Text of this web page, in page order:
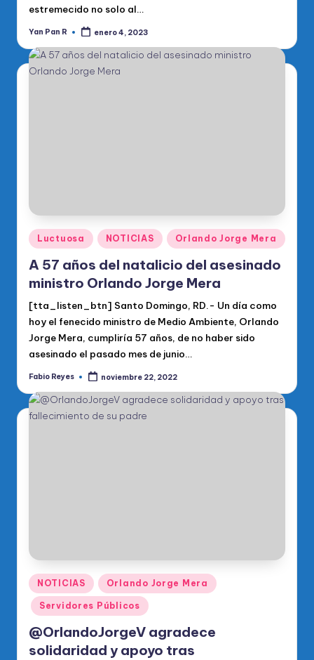
estremecido no solo al…
Publicado
Yan Pan R enero 4, 2023
Publicado
en
Luctuosa NOTICIAS Orlando Jorge Mera
A 57 años del natalicio del asesinado
ministro Orlando Jorge Mera
[tta_listen_btn] Santo Domingo, RD.- Un día como
hoy el fenecido ministro de Medio Ambiente, Orlando
Jorge Mera, cumpliría 57 años, de no haber sido
asesinado el pasado mes de junio…
Publicado
Fabio Reyes noviembre 22, 2022
Publicado
en
NOTICIAS Orlando Jorge Mera
Servidores Públicos
@OrlandoJorgeV agradece
solidaridad y apoyo tras